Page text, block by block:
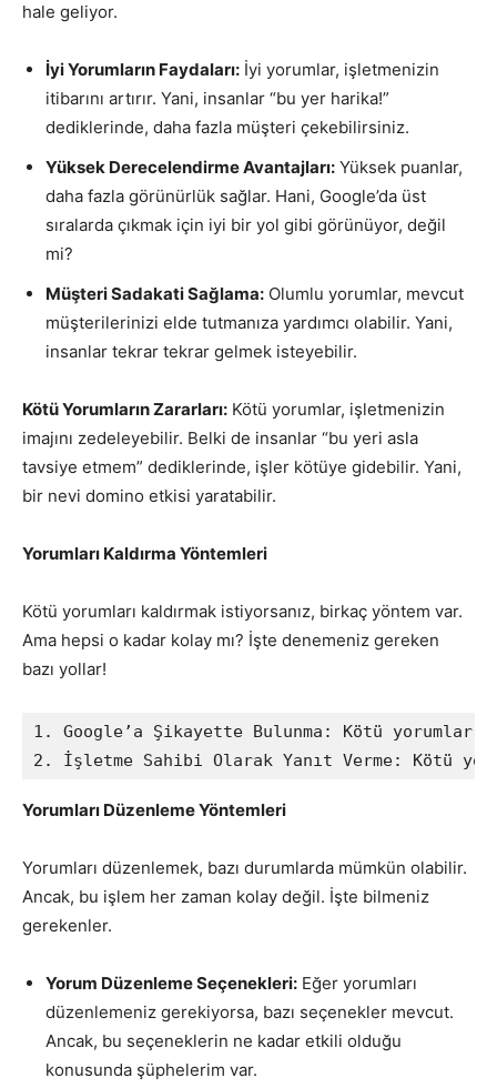
hale geliyor.
İyi Yorumların Faydaları: İyi yorumlar, işletmenizin
itibarını artırır. Yani, insanlar “bu yer harika!”
dediklerinde, daha fazla müşteri çekebilirsiniz.
Yüksek Derecelendirme Avantajları: Yüksek puanlar,
daha fazla görünürlük sağlar. Hani, Google’da üst
sıralarda çıkmak için iyi bir yol gibi görünüyor, değil
mi?
Müşteri Sadakati Sağlama: Olumlu yorumlar, mevcut
müşterilerinizi elde tutmanıza yardımcı olabilir. Yani,
insanlar tekrar tekrar gelmek isteyebilir.
Kötü Yorumların Zararları: Kötü yorumlar, işletmenizin
imajını zedeleyebilir. Belki de insanlar “bu yeri asla
tavsiye etmem” dediklerinde, işler kötüye gidebilir. Yani,
bir nevi domino etkisi yaratabilir.
Yorumları Kaldırma Yöntemleri
Kötü yorumları kaldırmak istiyorsanız, birkaç yöntem var.
Ama hepsi o kadar kolay mı? İşte denemeniz gereken
bazı yollar!
1. Google’a Şikayette Bulunma: Kötü
Yorumları Düzenleme Yöntemleri
Yorumları düzenlemek, bazı durumlarda mümkün olabilir.
Ancak, bu işlem her zaman kolay değil. İşte bilmeniz
gerekenler.
Yorum Düzenleme Seçenekleri: Eğer yorumları
düzenlemeniz gerekiyorsa, bazı seçenekler mevcut.
Ancak, bu seçeneklerin ne kadar etkili olduğu
konusunda şüphelerim var.